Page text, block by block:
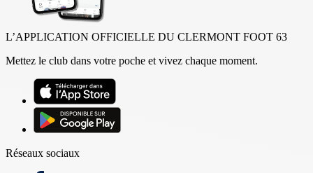
L’APPLICATION OFFICIELLE DU CLERMONT FOOT 63
Mettez le club dans votre poche et vivez chaque moment.
Réseaux sociaux